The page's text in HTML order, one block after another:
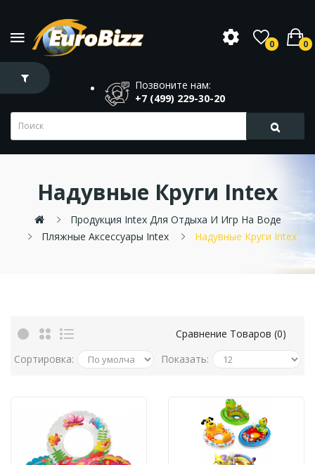
0 0
Позвоните нам:
+7 (499) 229-30-20
Надувные Круги Intex
Продукция Intex Для Отдыха И Игр На Воде
Пляжные Аксессуары Intex
Надувные Круги Intex
Сравнение Товаров (0)
Сортировка:
Показать: